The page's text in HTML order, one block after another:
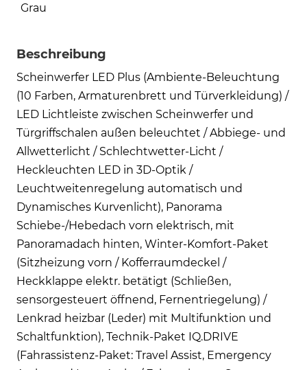
Grau
Beschreibung
Scheinwerfer LED Plus (Ambiente-Beleuchtung
(10 Farben, Armaturenbrett und Türverkleidung) /
LED Lichtleiste zwischen Scheinwerfer und
Türgriffschalen außen beleuchtet / Abbiege- und
Allwetterlicht / Schlechtwetter-Licht /
Heckleuchten LED in 3D-Optik /
Leuchtweitenregelung automatisch und
Dynamisches Kurvenlicht), Panorama
Schiebe-/Hebedach vorn elektrisch, mit
Panoramadach hinten, Winter-Komfort-Paket
(Sitzheizung vorn / Kofferraumdeckel /
Heckklappe elektr. betätigt (Schließen,
sensorgesteuert öffnend, Fernentriegelung) /
Lenkrad heizbar (Leder) mit Multifunktion und
Schaltfunktion), Technik-Paket IQ.DRIVE
(Fahrassistenz-Paket: Travel Assist, Emergency